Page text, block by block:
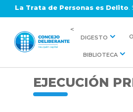
La Trata de Personas es Delito
<
DIGESTO
BIBLIOTECA
EJECUCIÓN